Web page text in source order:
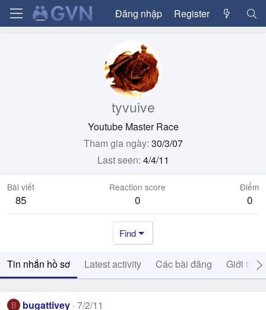
Đăng nhập Register
tyvuive
Youtube Master Race
Tham gia ngày 30/3/07
Last seen 4/4/11
Bài viết
85
Reaction score
0
Điểm
0
Find
Tin nhắn hồ sơ Latest activity Các bài đăng Giới thiệu
B bugattivey 7/2/11